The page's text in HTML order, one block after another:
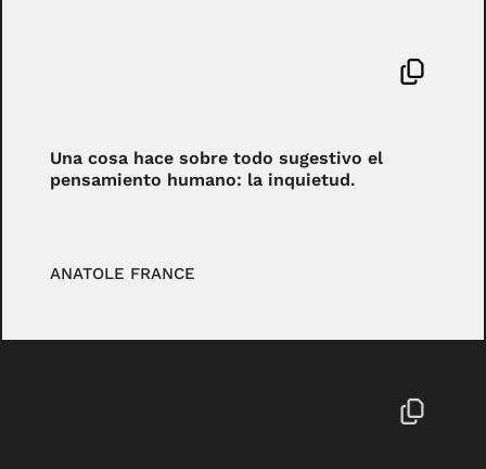
Una cosa hace sobre todo sugestivo el
pensamiento humano: la inquietud.
ANATOLE FRANCE